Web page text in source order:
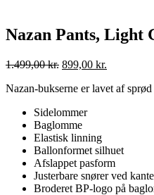
Nazan Pants, Light
1.499,00kr. Den
pris
1.499,00 kr..
899,00 kr.
pris
Nazan-bukserne er lavet af
Sidelommer
Baglomme
Elastisk linning
Ballonformet silhuet
Afslappet pasform
Justerbare snører ved
Broderet BP-logo på